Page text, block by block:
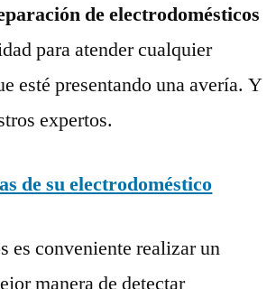
de electrodomésticos
para atender cualquier
esté presentando una avería. Y
expertos.
de su electrodoméstico
es conveniente realizar un
manera de detectar